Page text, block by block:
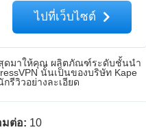
ไปที่เว็บไซต์
สุดมาให้คุณ ผลิตภัณฑ์ระดับชั้นนำ
นั้นเป็นของบริษัท Kape
รีวิวอย่างละเอียด
ต่อ: 10